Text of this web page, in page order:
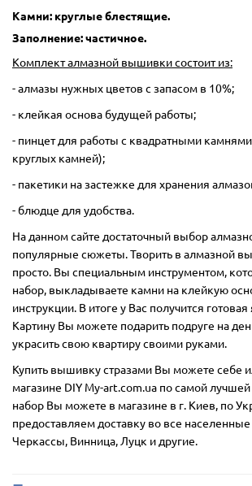
Камни: круглые блестящие.
Заполнение: частичное.
Комплект алмазной вышивки состоит из:
- алмазы нужных цветов с запасом в 10%;
- клейкая основа будущей работы;
- пинцет для работы с квадратными камнями
круглых камней);
- пакетики на застежке для хранения
- блюдце для удобства.
На данном сайте достаточный выбор
популярные сюжеты. Творить в алмазной
просто. Вы специальным инструментом,
набор, выкладываете камни на клейкую
инструкции. В итоге у Вас получится
Картину Вы можете подарить подруге на
украсить свою квартиру своими руками.
Купить вышивку стразами Вы можете себе
магазине DIY My-art.com.ua по самой
набор Вы можете в магазине в г. Киев, по
предоставляем доставку во все
Черкассы, Винница, Луцк и другие.